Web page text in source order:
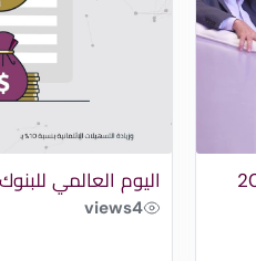
اليوم العالمي للبنوك 4/12/2023
4
views